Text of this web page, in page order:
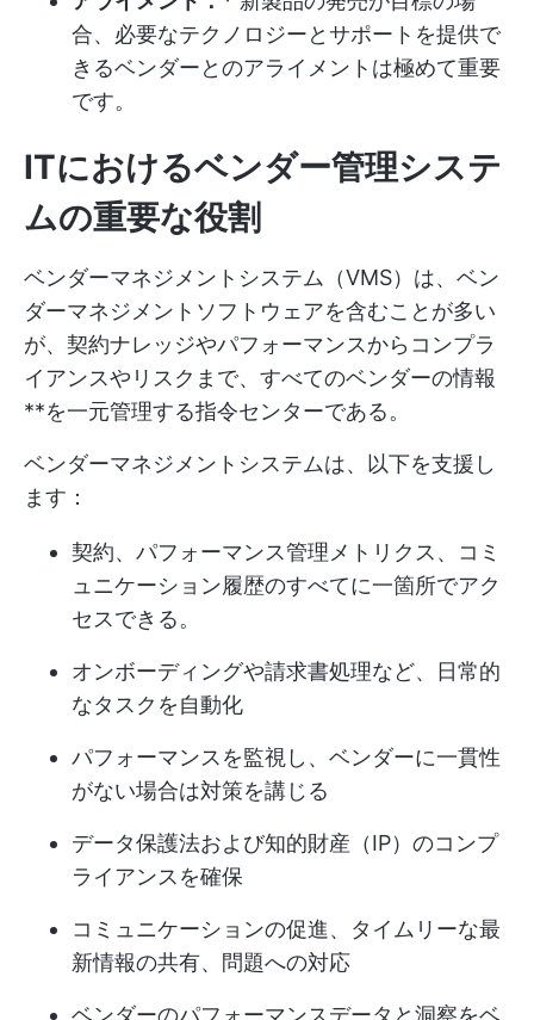
合、必要なテクノロジーとサポートを提供で
きるベンダーとのアライメントは極めて重要
です。
ITにおけるベンダー管理システ
ムの重要な役割
ベンダーマネジメントシステム（VMS）は、ベン
ダーマネジメントソフトウェアを含むことが多い
が、契約ナレッジやパフォーマンスからコンプラ
イアンスやリスクまで、すべてのベンダーの情報
**を一元管理する指令センターである。
ベンダーマネジメントシステムは、以下を支援し
ます：
契約、パフォーマンス管理メトリクス、コミ
ュニケーション履歴のすべてに一箇所でアク
セスできる。
オンボーディングや請求書処理など、日常的
なタスクを自動化
パフォーマンスを監視し、ベンダーに一貫性
がない場合は対策を講じる
データ保護法および知的財産（IP）のコンプ
ライアンスを確保
コミュニケーションの促進、タイムリーな最
新情報の共有、問題への対応
ベンダーのパフォーマンスデータと洞察をベ